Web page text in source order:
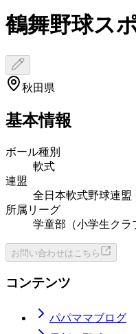
鶴舞野球ス
秋田県
基本情報
ボール種別
軟式
連盟
全日本軟式野球連盟
所属リーグ
学童部（小学生クラ
お問い合わせはこちら
コンテンツ
パパママブログ